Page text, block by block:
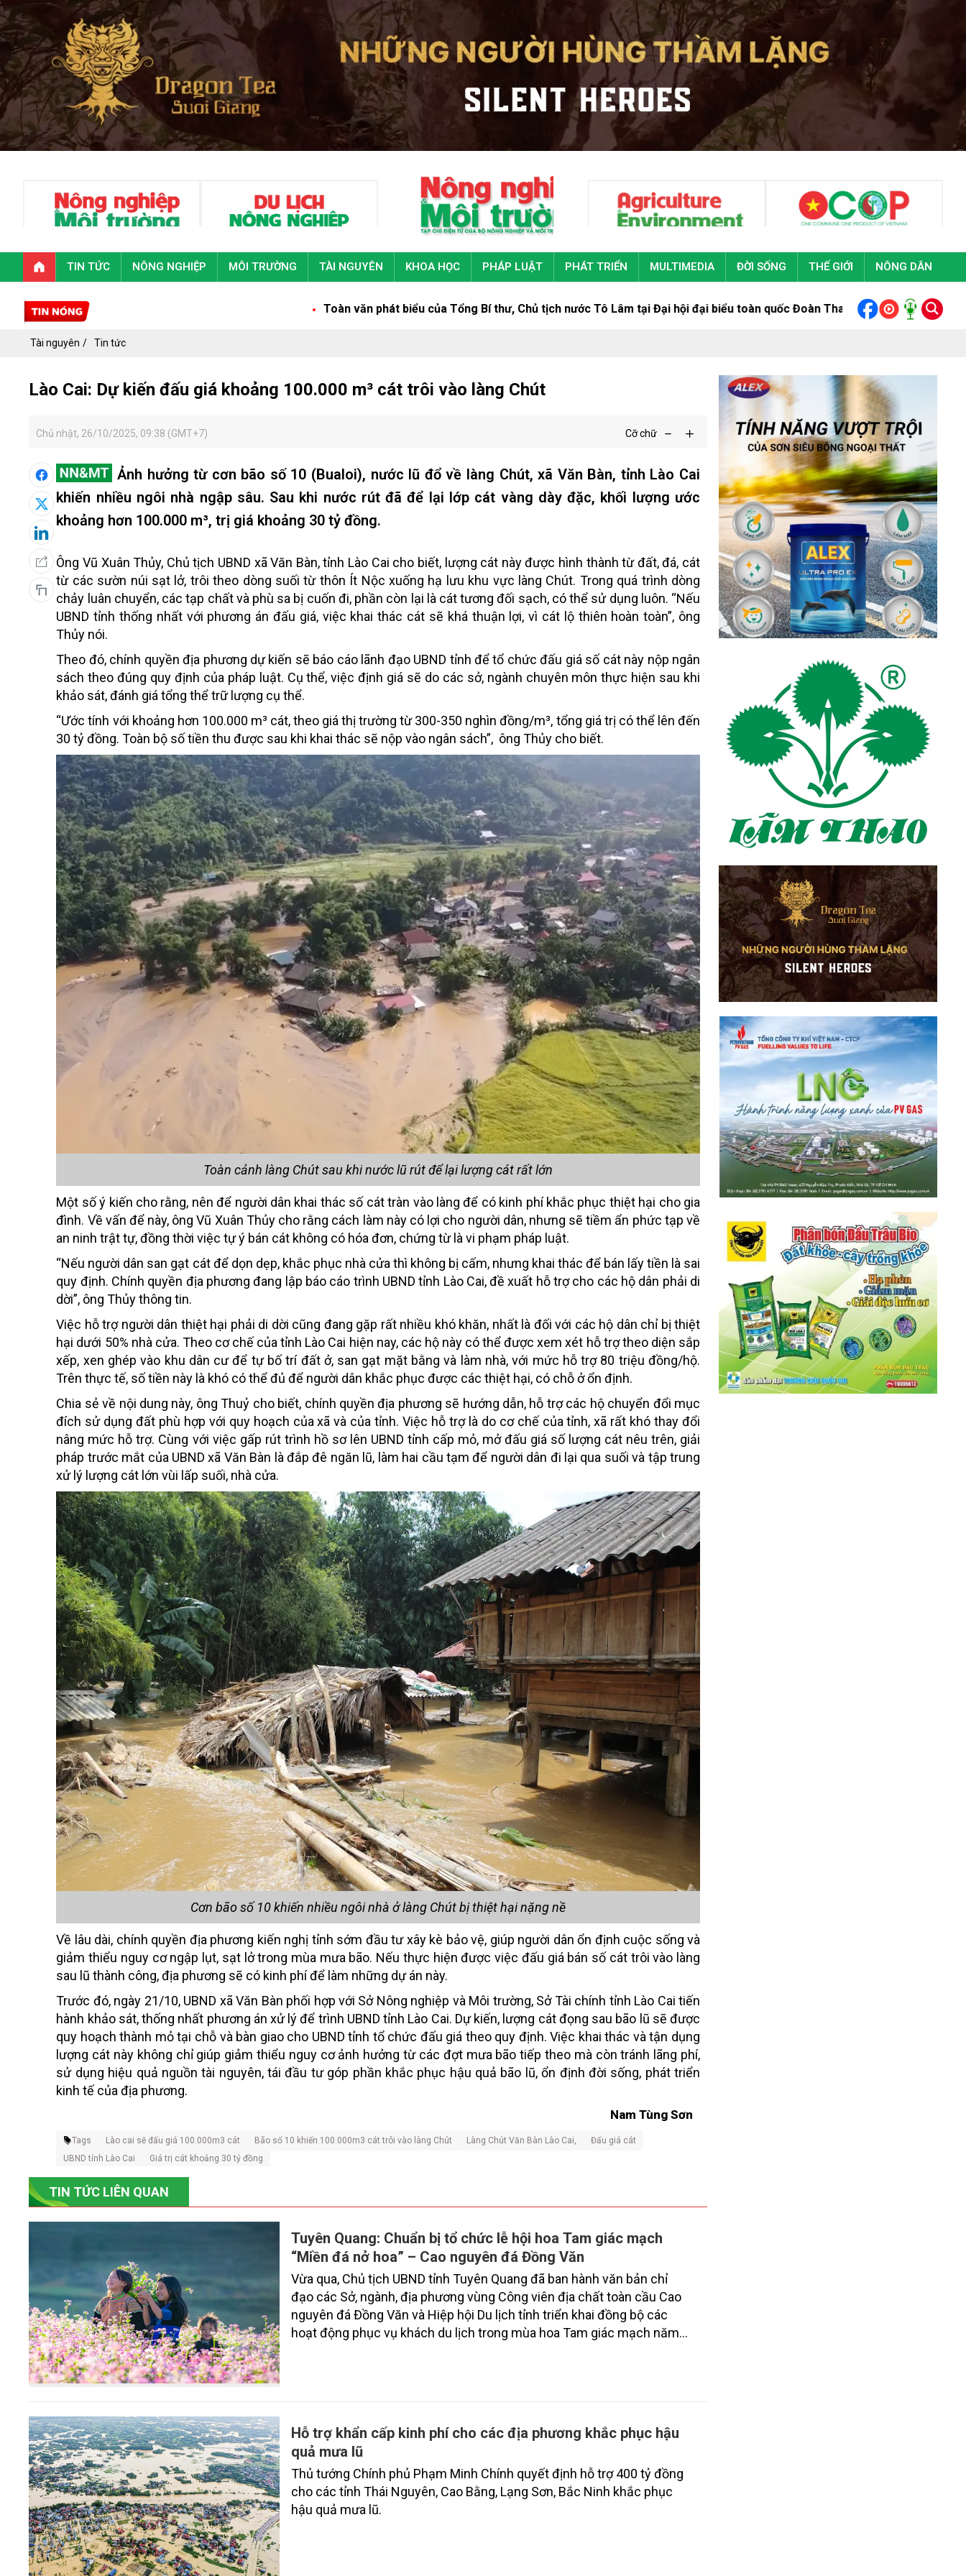
TIN TỨC NÔNG NGHIỆP MÔI TRƯỜNG TÀI NGUYÊN KHOA HỌC PHÁP LUẬT PHÁT TRIỂN MULTIMEDIA ĐỜI SỐNG THẾ GIỚI NÔNG DÂN
Toàn văn phát biểu của Tổng Bí thư, Chủ tịch nước Tô Lâm tại Đại hội đại biểu toàn quốc Đoàn Thanh niên cộng sản Hồ Chí Minh lần thứ
Tài nguyên Tin tức
Lào Cai: Dự kiến đấu giá khoảng 100.000 m³ cát trôi vào làng Chút
Chủ nhật, 26/10/2025, 09:38 (GMT+7) Cỡ chữ
Ảnh hưởng từ cơn bão số 10 (Bualoi), nước lũ đổ về làng Chút, xã Văn Bàn, tỉnh Lào Cai
khiến nhiều ngôi nhà ngập sâu. Sau khi nước rút đã để lại lớp cát vàng dày đặc, khối lượng ước
khoảng hơn 100.000 m³, trị giá khoảng 30 tỷ đồng.
Ông Vũ Xuân Thủy, Chủ tịch UBND xã Văn Bàn, tỉnh Lào Cai cho biết, lượng cát này được hình thành từ đất, đá, cát
từ các sườn núi sạt lở, trôi theo dòng suối từ thôn Ít Nộc xuống hạ lưu khu vực làng Chút. Trong quá trình dòng
chảy luân chuyển, các tạp chất và phù sa bị cuốn đi, phần còn lại là cát tương đối sạch, có thể sử dụng luôn. “Nếu
UBND tỉnh thống nhất với phương án đấu giá, việc khai thác cát sẽ khá thuận lợi, vì cát lộ thiên hoàn toàn”, ông
Thủy nói.
Theo đó, chính quyền địa phương dự kiến sẽ báo cáo lãnh đạo UBND tỉnh để tổ chức đấu giá số cát này nộp ngân
sách theo đúng quy định của pháp luật. Cụ thể, việc định giá sẽ do các sở, ngành chuyên môn thực hiện sau khi
khảo sát, đánh giá tổng thể trữ lượng cụ thể.
“Ước tính với khoảng hơn 100.000 m³ cát, theo giá thị trường từ 300-350 nghìn đồng/m³, tổng giá trị có thể lên đến
30 tỷ đồng. Toàn bộ số tiền thu được sau khi khai thác sẽ nộp vào ngân sách”, ông Thủy cho biết.
Toàn cảnh làng Chút sau khi nước lũ rút để lại lượng cát rất lớn
Một số ý kiến cho rằng, nên để người dân khai thác số cát tràn vào làng để có kinh phí khắc phục thiệt hại cho gia
đình. Về vấn để này, ông Vũ Xuân Thủy cho rằng cách làm này có lợi cho người dân, nhưng sẽ tiềm ẩn phức tạp về
an ninh trật tự, đồng thời việc tự ý bán cát không có hóa đơn, chứng từ là vi phạm pháp luật.
“Nếu người dân san gạt cát để dọn dẹp, khắc phục nhà cửa thì không bị cấm, nhưng khai thác để bán lấy tiền là sai
quy định. Chính quyền địa phương đang lập báo cáo trình UBND tỉnh Lào Cai, đề xuất hỗ trợ cho các hộ dân phải di
dời”, ông Thủy thông tin.
Việc hỗ trợ người dân thiệt hại phải di dời cũng đang gặp rất nhiều khó khăn, nhất là đối với các hộ dân chỉ bị thiệt
hại dưới 50% nhà cửa. Theo cơ chế của tỉnh Lào Cai hiện nay, các hộ này có thể được xem xét hỗ trợ theo diện sắp
xếp, xen ghép vào khu dân cư để tự bố trí đất ở, san gạt mặt bằng và làm nhà, với mức hỗ trợ 80 triệu đồng/hộ.
Trên thực tế, số tiền này là khó có thể đủ để người dân khắc phục được các thiệt hại, có chỗ ở ổn định.
Chia sẻ về nội dung này, ông Thuỷ cho biết, chính quyền địa phương sẽ hướng dẫn, hỗ trợ các hộ chuyển đổi mục
đích sử dụng đất phù hợp với quy hoạch của xã và của tỉnh. Việc hỗ trợ là do cơ chế của tỉnh, xã rất khó thay đổi
nâng mức hỗ trợ. Cùng với việc gấp rút trình hồ sơ lên UBND tỉnh cấp mỏ, mở đấu giá số lượng cát nêu trên, giải
pháp trước mắt của UBND xã Văn Bàn là đắp đê ngăn lũ, làm hai cầu tạm để người dân đi lại qua suối và tập trung
xử lý lượng cát lớn vùi lấp suối, nhà cửa.
Cơn bão số 10 khiến nhiều ngôi nhà ở làng Chút bị thiệt hại nặng nề
Về lâu dài, chính quyền địa phương kiến nghị tỉnh sớm đầu tư xây kè bảo vệ, giúp người dân ổn định cuộc sống và
giảm thiểu nguy cơ ngập lụt, sạt lở trong mùa mưa bão. Nếu thực hiện được việc đấu giá bán số cát trôi vào làng
sau lũ thành công, địa phương sẽ có kinh phí để làm những dự án này.
Trước đó, ngày 21/10, UBND xã Văn Bàn phối hợp với Sở Nông nghiệp và Môi trường, Sở Tài chính tỉnh Lào Cai tiến
hành khảo sát, thống nhất phương án xử lý để trình UBND tỉnh Lào Cai. Dự kiến, lượng cát đọng sau bão lũ sẽ được
quy hoạch thành mỏ tại chỗ và bàn giao cho UBND tỉnh tổ chức đấu giá theo quy định. Việc khai thác và tận dụng
lượng cát này không chỉ giúp giảm thiểu nguy cơ ảnh hưởng từ các đợt mưa bão tiếp theo mà còn tránh lãng phí,
sử dụng hiệu quả nguồn tài nguyên, tái đầu tư góp phần khắc phục hậu quả bão lũ, ổn định đời sống, phát triển
kinh tế của địa phương.
Nam Tùng Sơn
Tags Lào cai sẽ đấu giá 100.000m3 cát Bão số 10 khiến 100.000m3 cát trôi vào làng Chút Làng Chút Văn Bàn Lào Cai,
Đấu giá cát
UBND tỉnh Lào Cai
Giá trị cát khoảng 30 tỷ đồng
TIN TỨC LIÊN QUAN
Tuyên Quang: Chuẩn bị tổ chức lễ hội hoa Tam giác mạch
“Miền đá nở hoa” – Cao nguyên đá Đồng Văn
Vừa qua, Chủ tịch UBND tỉnh Tuyên Quang đã ban hành văn bản chỉ
đạo các Sở, ngành, địa phương vùng Công viên địa chất toàn cầu Cao
nguyên đá Đồng Văn và Hiệp hội Du lịch tỉnh triển khai đồng bộ các
hoạt động phục vụ khách du lịch trong mùa hoa Tam giác mạch năm
Hỗ trợ khẩn cấp kinh phí cho các địa phương khắc phục hậu
quả mưa lũ
Thủ tướng Chính phủ Phạm Minh Chính quyết định hỗ trợ 400 tỷ đồng
cho các tỉnh Thái Nguyên, Cao Bằng, Lạng Sơn, Bắc Ninh khắc phục
hậu quả mưa lũ.